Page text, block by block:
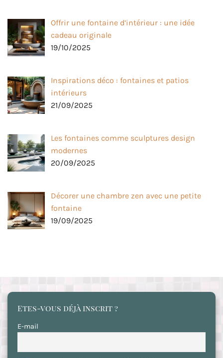
Offrir une fontaine d’intérieur : une idée
cadeau originale
19/10/2025
Inspirations déco : fontaines et patios
intérieurs
21/09/2025
Les fontaines comme sculptures design
modernes
20/09/2025
Décorer une chambre zen avec une petite
fontaine
19/09/2025
Etes-vous déjà inscrit ?
E-mail